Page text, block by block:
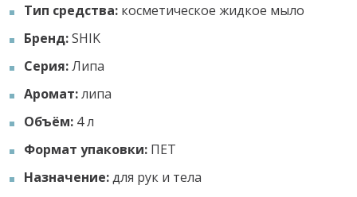
Тип средства: косметическое жидкое мыло
Бренд:SHIK
Серия:Липа
Аромат:липа
Объём: 4 л
Формат упаковки: ПЕТ
Назначение:для рук и тела